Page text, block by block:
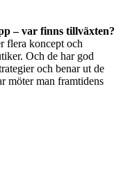
– var finns tillväxten?
flera koncept och
Och de har god
och benar ut de
möter man framtidens